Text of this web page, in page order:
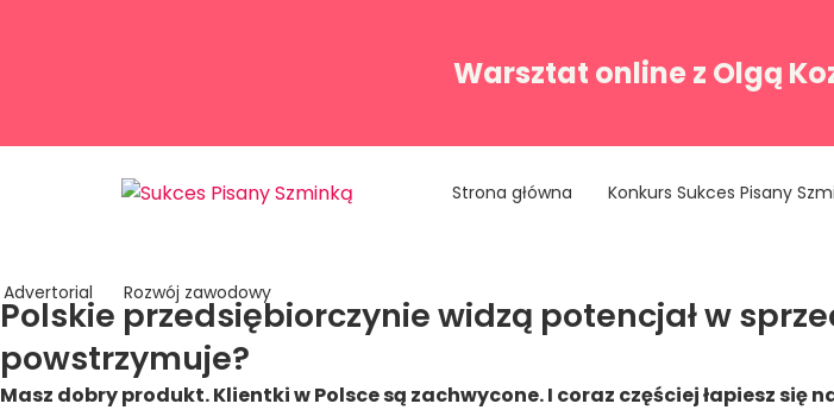
Warsztat online z Olgą
Strona główna Konkurs Sukces Pisany
Advertorial Rozwój zawodowy
Polskie przedsiębiorczynie widzą potencjał w
powstrzymuje?
Masz dobry produkt. Klientki w Polsce są zachwycone. I coraz częściej łapiesz się